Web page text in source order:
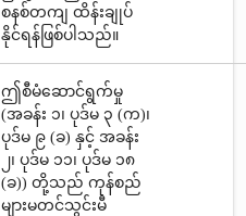
စနစ်တကျ ထိန်းချုပ်
နိုင်ရန်ဖြစ်ပါသည်။
ဤစီမံဆောင်ရွက်မှု
(အခန်း ၁၊ ပုဒ်မ ၃ (က)၊
ပုဒ်မ ၉ (ခ) နှင့် အခန်း
၂၊ ပုဒ်မ ၁၁၊ ပုဒ်မ ၁၈
(ခ)) တို့သည် ကုန်စည်
များမတင်သွင်းမီ